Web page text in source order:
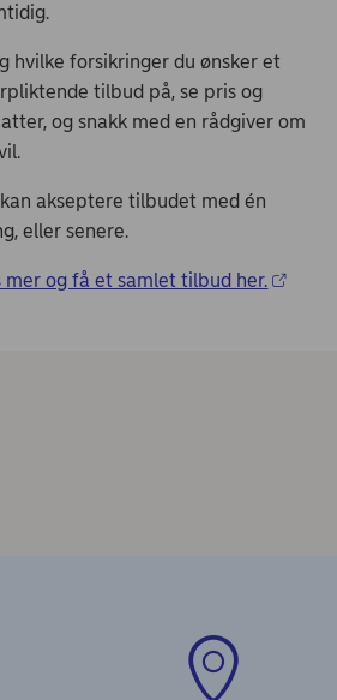
hvilke forsikringer du ønsker et
tilbud på, se pris og
og snakk med en rådgiver om
akseptere tilbudet med én
eller senere.
mer og få et samlet tilbud her.